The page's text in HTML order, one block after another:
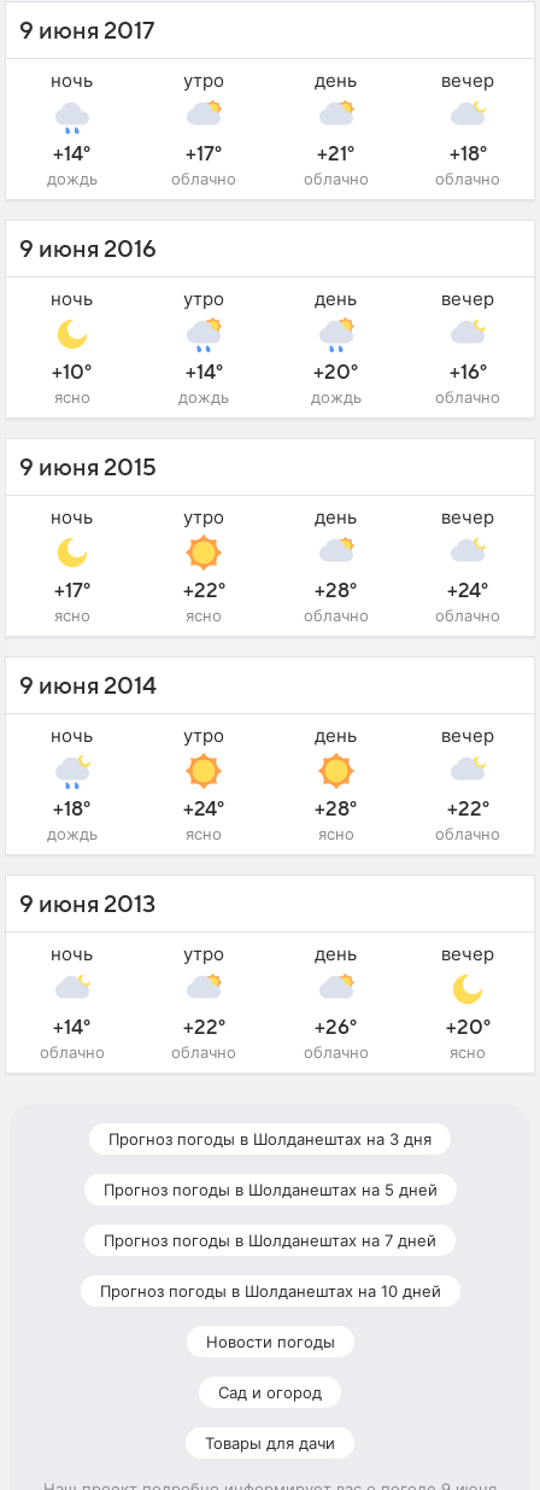
9 июня 2017
ночь
+14°
дождь
утро
+17°
облачно
день
+21°
облачно
вечер
+18°
облачно
9 июня 2016
ночь
+10°
ясно
утро
+14°
дождь
день
+20°
дождь
вечер
+16°
облачно
9 июня 2015
ночь
+17°
ясно
утро
+22°
ясно
день
+28°
облачно
вечер
+24°
облачно
9 июня 2014
ночь
+18°
дождь
утро
+24°
ясно
день
+28°
ясно
вечер
+22°
облачно
9 июня 2013
ночь
+14°
облачно
утро
+22°
облачно
день
+26°
облачно
вечер
+20°
ясно
Прогноз погоды в Шолданештах на 3 дня
Прогноз погоды в Шолданештах на 5 дней
Прогноз погоды в Шолданештах на 7 дней
Прогноз погоды в Шолданештах на 10 дней
Новости погоды
Сад и огород
Товары для дачи